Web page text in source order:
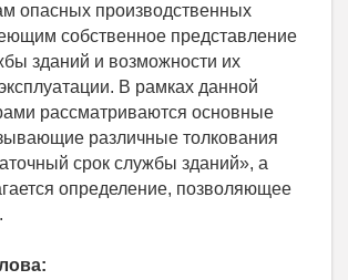
опасных производственных
собственное представление
зданий и возможности их
В рамках данной
рассматриваются основные
различные толкования
срок службы зданий», а
определение, позволяющее